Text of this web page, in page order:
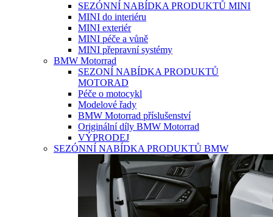
SEZÓNNÍ NABÍDKA PRODUKTŮ MINI
MINI do interiéru
MINI exteriér
MINI péče a vůně
MINI přepravní systémy
BMW Motorrad
SEZONÍ NABÍDKA PRODUKTŮ
MOTORAD
Péče o motocykl
Modelové řady
BMW Motorrad příslušenství
Originální díly BMW Motorrad
VÝPRODEJ
SEZÓNNÍ NABÍDKA PRODUKTŮ BMW